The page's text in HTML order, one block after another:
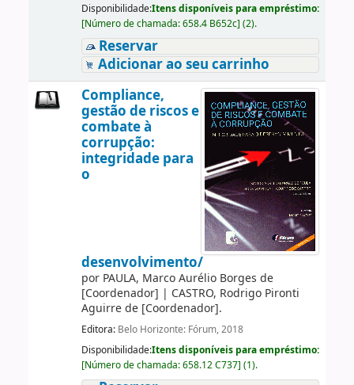
Disponibilidade:Itens disponíveis para empréstimo:
[Número de chamada:658.4 B652c] (2).
Reservar
Adicionar ao seu carrinho
Compliance,
gestão de riscos e
combate à
corrupção:
integridade para
o
desenvolvimento/
por PAULA, Marco Aurélio Borges de
[Coordenador] | CASTRO, Rodrigo Pironti
Aguirre de[Coordenador].
Editora: Belo Horizonte: Fórum, 2018
Disponibilidade:Itens disponíveis para empréstimo:
[Número de chamada:658.12 C737] (1).